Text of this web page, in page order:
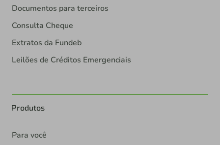
Documentos para terceiros
Consulta Cheque
Extratos da Fundeb
Leilões de Créditos Emergenciais
Produtos
Para você